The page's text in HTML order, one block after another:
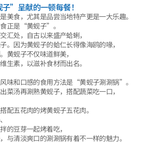
”呈献的一顿每餐！
美食，尤其是品尝当地特产更是一大乐趣。
正是“黄蚬子”。
汇处，自古以来盛产蛤蜊，
。因为黄蚬子的蛤仁长得像海鸥的喙，
黄蚬子不仅味道鲜美，
生素，以滋补食材而出名。
味和口感的食用方法是“黄蚬子涮涮锅”。
菜汤再涮熟黄蚬子，搭配蔬菜吃一口，
配五花肉的烤黄蚬子五花肉。
的豆芽一起烤着吃，
与清淡爽口的涮涮锅有着不一样的魅力。